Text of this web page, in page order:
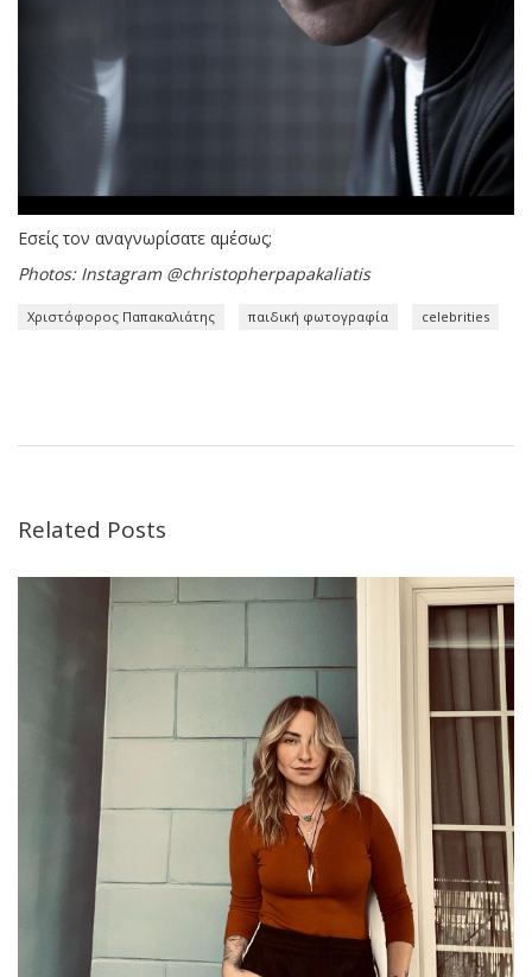
Εσείς τον αναγνωρίσατε αμέσως;
Photos: Instagram @christopherpapakaliatis
Χριστόφορος Παπακαλιάτης παιδική φωτογραφία celebrities
Related Posts